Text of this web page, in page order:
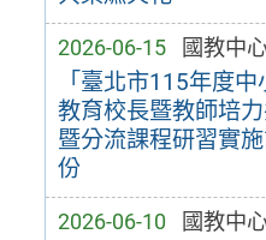
2026-06-15 國教中
「臺北市115年度
教育校長暨教師培
暨分流課程研習實
份
2026-06-10 國教中